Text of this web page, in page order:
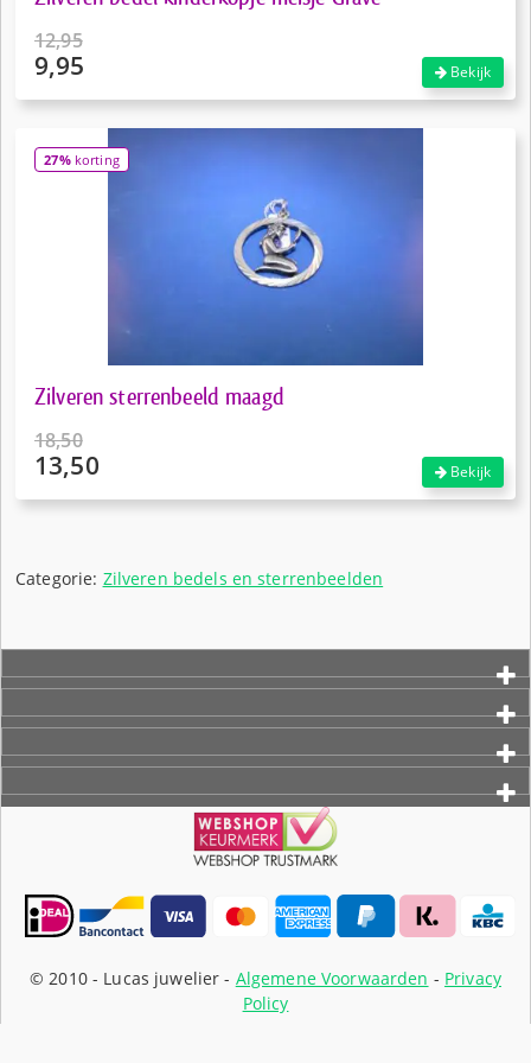
12,95
Oorspronkelijke
9,95
is:
€9,95.
Bekijk
27%korting
Zilveren sterrenbeeld maagd
18,50
Oorspronkelijke
13,50
€13,50.
Bekijk
Categorie: Zilveren bedels en sterrenbeelden
© 2010 - Lucas juwelier - Algemene Voorwaarden - Privacy
Policy